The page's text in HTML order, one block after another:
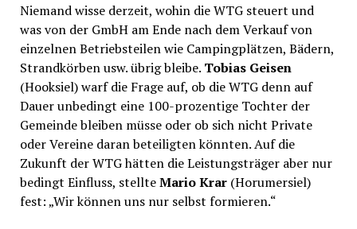
Niemand wisse derzeit, wohin die WTG steuert und
was von der GmbH am Ende nach dem Verkauf von
einzelnen Betriebsteilen wie Campingplätzen, Bädern,
Strandkörben usw. übrig bleibe. Tobias Geisen
(Hooksiel) warf die Frage auf, ob die WTG denn auf
Dauer unbedingt eine 100-prozentige Tochter der
Gemeinde bleiben müsse oder ob sich nicht Private
oder Vereine daran beteiligten könnten. Auf die
Zukunft der WTG hätten die Leistungsträger aber nur
bedingt Einfluss, stellteMario Krar (Horumersiel)
fest: „Wir können uns nur selbst formieren.“